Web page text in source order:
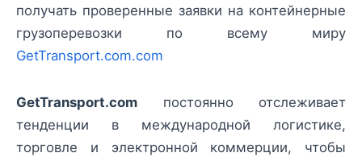
получать проверенные заявки на контейнерные
грузоперевозки по всему миру
GetTransport.com.com
GetTransport.com постоянно отслеживает
тенденции в международной логистике,
торговле и электронной коммерции, чтобы